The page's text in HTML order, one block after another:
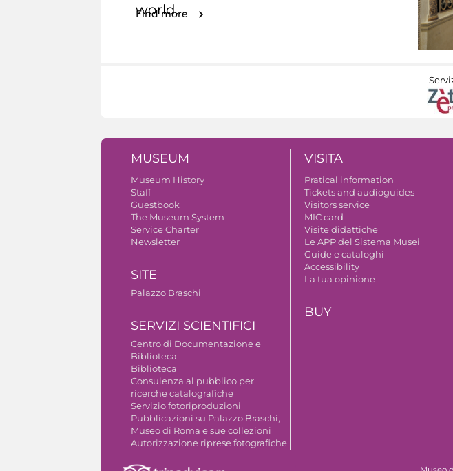
world.
Find more
MUSEUM
Museum History
Staff
Guestbook
The Museum System
Service Charter
Newsletter
SITE
Palazzo Braschi
SERVIZI SCIENTIFICI
Centro di Documentazione e
Biblioteca
Biblioteca
Consulenza al pubblico per
ricerche catalografiche
Servizio fotoriproduzioni
Pubblicazioni su Palazzo Braschi,
Museo di Roma e sue collezioni
Autorizzazione riprese fotografiche
VISITA
Pratical information
Tickets and audioguides
Visitors service
MIC card
Visite didattiche
Le APP del Sistema Musei
Guide e cataloghi
Accessibility
La tua opinione
BUY